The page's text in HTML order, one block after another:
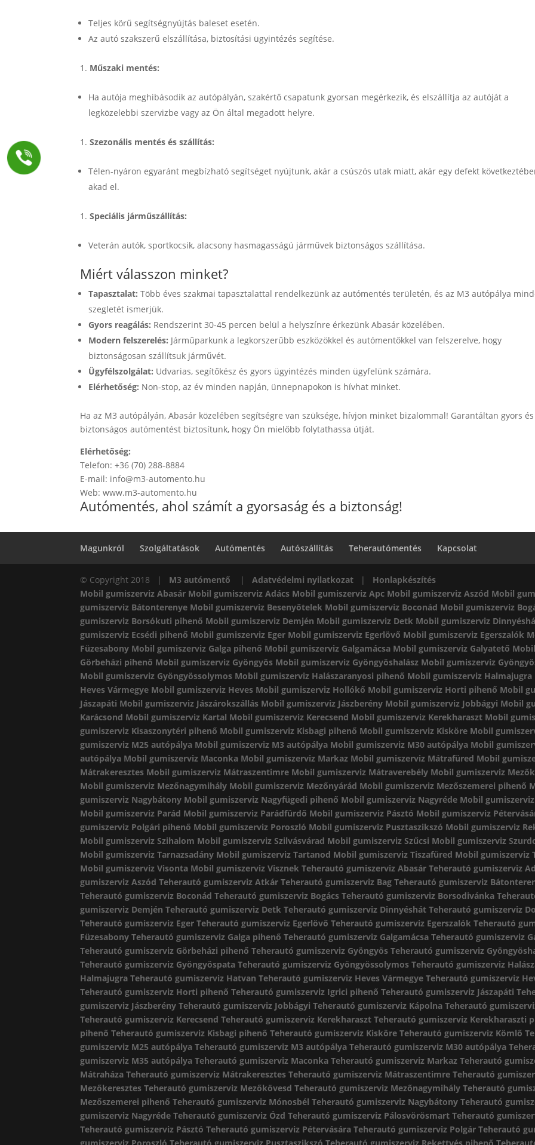
Teljes körű segítségnyújtás baleset esetén.
Az autó szakszerű elszállítása, biztosítási ügyintézés segítése.
Műszaki mentés:
Ha autója meghibásodik az autópályán, szakértő csapatunk gyorsan megérkezik, és elszállítja az autóját a
legközelebbi szervizbe vagy az Ön által megadott helyre.
Szezonális mentés és szállítás:
Télen-nyáron egyaránt megbízható segítséget nyújtunk, akár a csúszós utak miatt, akár egy defekt
akad el.
Speciális járműszállítás:
Veterán autók, sportkocsik, alacsony hasmagasságú járművek biztonságos szállítása.
Miért válasszon minket?
Tapasztalat: Több éves szakmai tapasztalattal rendelkezünk az autómentés területén, és az M3 autópálya
szegletét ismerjük.
Gyors reagálás: Rendszerint 30-45 percen belül a helyszínre érkezünk Abasár közelében.
Modern felszerelés: Járműparkunk a legkorszerűbb eszközökkel és autómentőkkel van felszerelve, hogy
biztonságosan szállítsuk járművét.
Ügyfélszolgálat: Udvarias, segítőkész és gyors ügyintézés minden ügyfelünk számára.
Elérhetőség: Non-stop, az év minden napján, ünnepnapokon is hívhat minket.
Ha az M3 autópályán, Abasár közelében segítségre van szüksége, hívjon minket bizalommal! Garantáltan gyors és
biztonságos autómentést biztosítunk, hogy Ön mielőbb folytathassa útját.
Elérhetőség:
Telefon: +36 (70) 288-8884
E-mail: info@m3-automento.hu
Web: www.m3-automento.hu
Autómentés, ahol számít a gyorsaság és a biztonság!
Magunkról Szolgáltatások Autómentés Autószállítás Teherautómentés Kapcsolat
© Copyright 2018 | M3 autómentő |Adatvédelmi nyilatkozat | Honlapkészítés
Mobil gumiszerviz Abasár Mobil gumiszerviz Adács Mobil gumiszerviz Apc Mobil gumiszerviz Aszód Mobil
gumiszerviz Bátonterenye Mobil gumiszerviz Besenyőtelek Mobil gumiszerviz Boconád Mobil gumiszerviz
gumiszerviz Borsókuti pihenő Mobil gumiszerviz Demjén Mobil gumiszerviz Detk Mobil gumiszerviz
gumiszerviz Ecsédi pihenő Mobil gumiszerviz Eger Mobil gumiszerviz Egerlövő Mobil gumiszerviz Egerszalók
Füzesabony Mobil gumiszerviz Galga pihenő Mobil gumiszerviz Galgamácsa Mobil gumiszerviz Galyatető
Görbeházi pihenő Mobil gumiszerviz Gyöngyös Mobil gumiszerviz Gyöngyöshalász Mobil gumiszerviz
Mobil gumiszerviz Gyöngyössolymos Mobil gumiszerviz Halászaranyosi pihenő Mobil gumiszerviz Halmajugra
Heves Vármegye Mobil gumiszerviz Heves Mobil gumiszerviz Hollókő Mobil gumiszerviz Horti pihenő Mobil
Jászapáti Mobil gumiszerviz Jászárokszállás Mobil gumiszerviz Jászberény Mobil gumiszerviz Jobbágyi Mobil
Karácsond Mobil gumiszerviz Kartal Mobil gumiszerviz Kerecsend Mobil gumiszerviz Kerekharaszt Mobil
gumiszerviz Kisaszonytéri pihenő Mobil gumiszerviz Kisbagi pihenő Mobil gumiszerviz Kisköre Mobil
gumiszerviz M25 autópálya Mobil gumiszerviz M3 autópálya Mobil gumiszerviz M30 autópálya Mobil
autópálya Mobil gumiszerviz Maconka Mobil gumiszerviz Markaz Mobil gumiszerviz Mátrafüred Mobil
Mátrakeresztes Mobil gumiszerviz Mátraszentimre Mobil gumiszerviz Mátraverebély Mobil gumiszerviz
Mobil gumiszerviz Mezőnagymihály Mobil gumiszerviz Mezőnyárád Mobil gumiszerviz Mezőszemerei pihenő
gumiszerviz Nagybátony Mobil gumiszerviz Nagyfügedi pihenő Mobil gumiszerviz Nagyréde Mobil
Mobil gumiszerviz Parád Mobil gumiszerviz Parádfürdő Mobil gumiszerviz Pásztó Mobil gumiszerviz
gumiszerviz Polgári pihenő Mobil gumiszerviz Poroszló Mobil gumiszerviz Pusztaszikszó Mobil gumiszerviz
Mobil gumiszerviz Szihalom Mobil gumiszerviz Szilvásvárad Mobil gumiszerviz Szűcsi Mobil gumiszerviz
Mobil gumiszerviz Tarnazsadány Mobil gumiszerviz Tartanod Mobil gumiszerviz Tiszafüred Mobil gumiszerviz
Mobil gumiszerviz Visonta Mobil gumiszerviz Visznek Teherautó gumiszerviz Abasár Teherautó gumiszerviz
gumiszerviz Aszód Teherautó gumiszerviz Atkár Teherautó gumiszerviz Bag Teherautó gumiszerviz
Teherautó gumiszerviz Boconád Teherautó gumiszerviz Bogács Teherautó gumiszerviz Borsodivánka
gumiszerviz Demjén Teherautó gumiszerviz Detk Teherautó gumiszerviz Dinnyéshát Teherautó gumiszerviz
Teherautó gumiszerviz Eger Teherautó gumiszerviz Egerlövő Teherautó gumiszerviz Egerszalók Teherautó
Füzesabony Teherautó gumiszerviz Galga pihenő Teherautó gumiszerviz Galgamácsa Teherautó gumiszerviz
Teherautó gumiszerviz Görbeházi pihenő Teherautó gumiszerviz Gyöngyös Teherautó gumiszerviz
Teherautó gumiszerviz Gyöngyöspata Teherautó gumiszerviz Gyöngyössolymos Teherautó gumiszerviz
Halmajugra Teherautó gumiszerviz Hatvan Teherautó gumiszerviz Heves Vármegye Teherautó gumiszerviz
Teherautó gumiszerviz Horti pihenő Teherautó gumiszerviz Igrici pihenő Teherautó gumiszerviz Jászapáti
gumiszerviz Jászberény Teherautó gumiszerviz Jobbágyi Teherautó gumiszerviz Kápolna Teherautó
Teherautó gumiszerviz Kerecsend Teherautó gumiszerviz Kerekharaszt Teherautó gumiszerviz Kerekharaszti
pihenő Teherautó gumiszerviz Kisbagi pihenő Teherautó gumiszerviz Kisköre Teherautó gumiszerviz Kömlő
gumiszerviz M25 autópálya Teherautó gumiszerviz M3 autópálya Teherautó gumiszerviz M30 autópálya
gumiszerviz M35 autópálya Teherautó gumiszerviz Maconka Teherautó gumiszerviz Markaz Teherautó
Mátraháza Teherautó gumiszerviz Mátrakeresztes Teherautó gumiszerviz Mátraszentimre Teherautó
Mezőkeresztes Teherautó gumiszerviz Mezőkövesd Teherautó gumiszerviz Mezőnagymihály Teherautó
Mezőszemerei pihenő Teherautó gumiszerviz Mónosbél Teherautó gumiszerviz Nagybátony Teherautó
gumiszerviz Nagyréde Teherautó gumiszerviz Ózd Teherautó gumiszerviz Pálosvörösmart Teherautó
Teherautó gumiszerviz Pásztó Teherautó gumiszerviz Pétervására Teherautó gumiszerviz Polgár Teherautó